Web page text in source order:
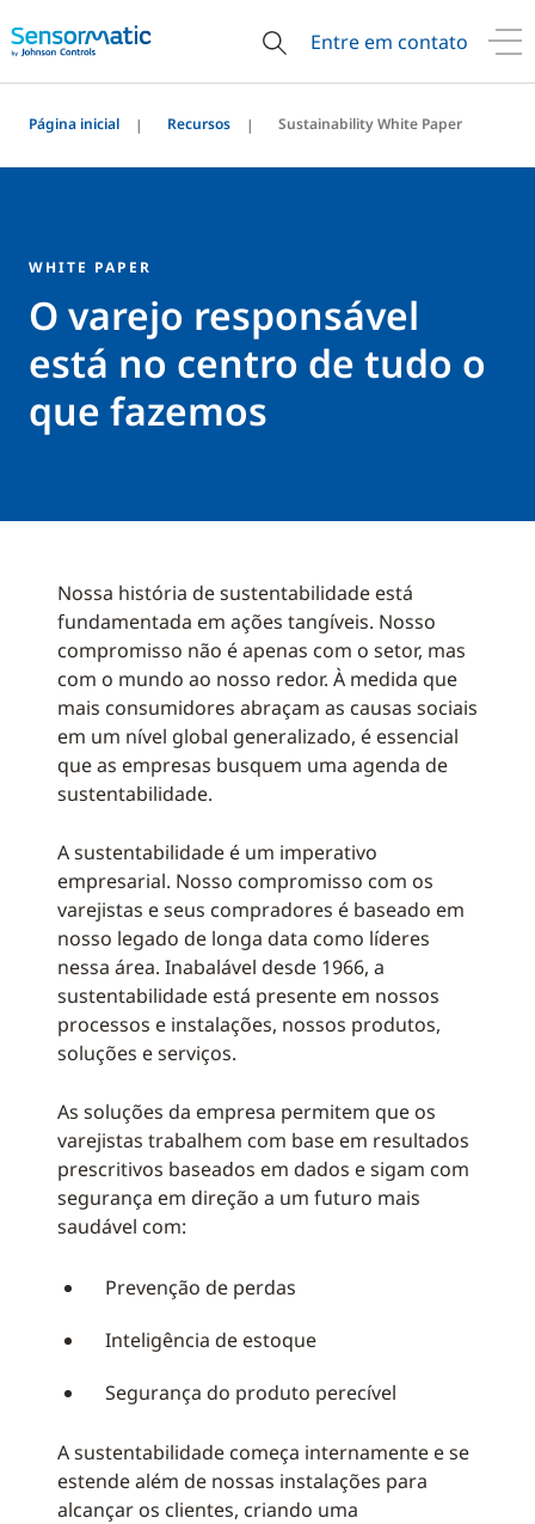
Entre em contato
Página inicial Recursos Sustainability White Paper
WHITE PAPER
O varejo responsável
está no centro de tudo o
que fazemos
Nossa história de sustentabilidade está
fundamentada em ações tangíveis. Nosso
compromisso não é apenas com o setor, mas
com o mundo ao nosso redor. À medida que
mais consumidores abraçam as causas sociais
em um nível global generalizado, é essencial
que as empresas busquem uma agenda de
sustentabilidade.
A sustentabilidade é um imperativo
empresarial. Nosso compromisso com os
varejistas e seus compradores é baseado em
nosso legado de longa data como líderes
nessa área. Inabalável desde 1966, a
sustentabilidade está presente em nossos
processos e instalações, nossos produtos,
soluções e serviços.
As soluções da empresa permitem que os
varejistas trabalhem com base em resultados
prescritivos baseados em dados e sigam com
segurança em direção a um futuro mais
saudável com:
Prevenção de perdas
Inteligência de estoque
Segurança do produto perecível
A sustentabilidade começa internamente e se
estende além de nossas instalações para
alcançar os clientes, criando uma